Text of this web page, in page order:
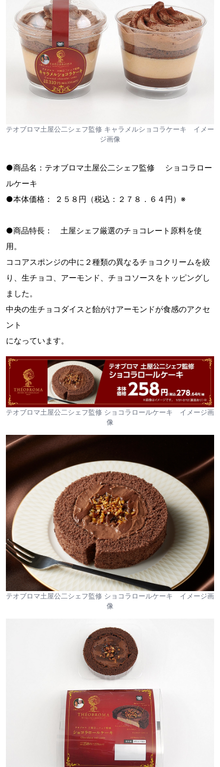
テオブロマ土屋公二シェフ監修 キャラメルショコラケーキ イメー
ジ画像
●商品名：テオブロマ土屋公二シェフ監修 ショコラロー
ルケーキ
●本体価格： ２５８円（税込：２７８．６４円）※
●商品特長： 土屋シェフ厳選のチョコレート原料を使
用。
ココアスポンジの中に２種類の異なるチョコクリームを絞
り、生チョコ、アーモンド、チョコソースをトッピングし
ました。
中央の生チョコダイスと飴がけアーモンドが食感のアクセ
ント
になっています。
テオブロマ土屋公二シェフ監修 ショコラロールケーキ イメージ画
像
テオブロマ土屋公二シェフ監修 ショコラロールケーキ イメージ画
像